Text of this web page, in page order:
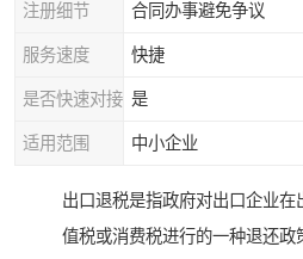
注册细节 合同办事避免争议
服务速度 快捷
是否快速对接 是
适用范围 中小企业
出口退税是指政府对出口企业在
值税或消费税进行的一种退还政